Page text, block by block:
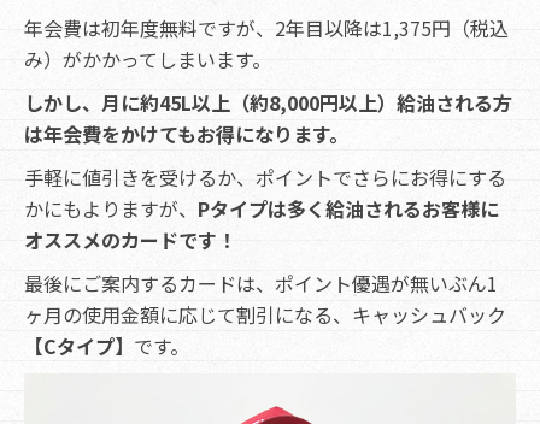
年会費は初年度無料ですが、2年目以降は1,375円（税込
み）がかかってしまいます。
しかし、月に約45L以上（約8,000円以上）給油される方
は年会費をかけてもお得になります。
手軽に値引きを受けるか、ポイントでさらにお得にする
かにもよりますが、 Pタイプは多く給油されるお客様に
オススメのカードです！
最後にご案内するカードは、ポイント優遇が無いぶん1
ヶ月の使用金額に応じて割引になる、キャッシュバック
【Cタイプ】 です。